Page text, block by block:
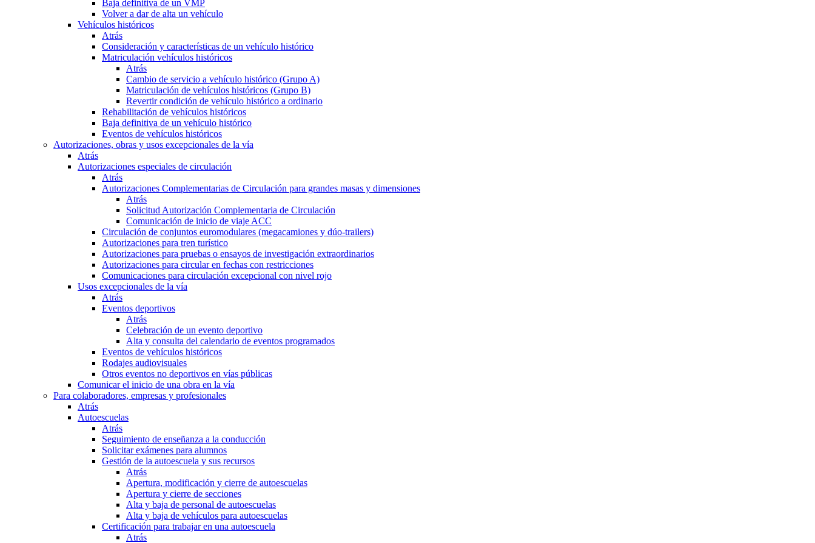
Baja definitiva de un VMP
Volver a dar de alta un vehículo
Vehículos históricos
Atrás
Consideración y características de un vehículo histórico
Matriculación vehículos históricos
Atrás
Cambio de servicio a vehículo histórico (Grupo A)
Matriculación de vehículos históricos (Grupo B)
Revertir condición de vehículo histórico a ordinario
Rehabilitación de vehículos históricos
Baja definitiva de un vehículo histórico
Eventos de vehículos históricos
Autorizaciones, obras y usos excepcionales de la vía
Atrás
Autorizaciones especiales de circulación
Atrás
Autorizaciones Complementarias de Circulación para grandes masas y dimensiones
Atrás
Solicitud Autorización Complementaria de Circulación
Comunicación de inicio de viaje ACC
Circulación de conjuntos euromodulares (megacamiones y dúo-trailers)
Autorizaciones para tren turístico
Autorizaciones para pruebas o ensayos de investigación extraordinarios
Autorizaciones para circular en fechas con restricciones
Comunicaciones para circulación excepcional con nivel rojo
Usos excepcionales de la vía
Atrás
Eventos deportivos
Atrás
Celebración de un evento deportivo
Alta y consulta del calendario de eventos programados
Eventos de vehículos históricos
Rodajes audiovisuales
Otros eventos no deportivos en vías públicas
Comunicar el inicio de una obra en la vía
Para colaboradores, empresas y profesionales
Atrás
Autoescuelas
Atrás
Seguimiento de enseñanza a la conducción
Solicitar exámenes para alumnos
Gestión de la autoescuela y sus recursos
Atrás
Apertura, modificación y cierre de autoescuelas
Apertura y cierre de secciones
Alta y baja de personal de autoescuelas
Alta y baja de vehículos para autoescuelas
Certificación para trabajar en una autoescuela
Atrás